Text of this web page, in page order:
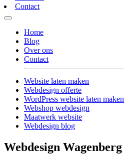
Contact
Home
Blog
Over ons
Contact
Website laten maken
Webdesign offerte
WordPress website laten maken
Webshop webdesign
Maatwerk website
Webdesign blog
Webdesign Wagenberg